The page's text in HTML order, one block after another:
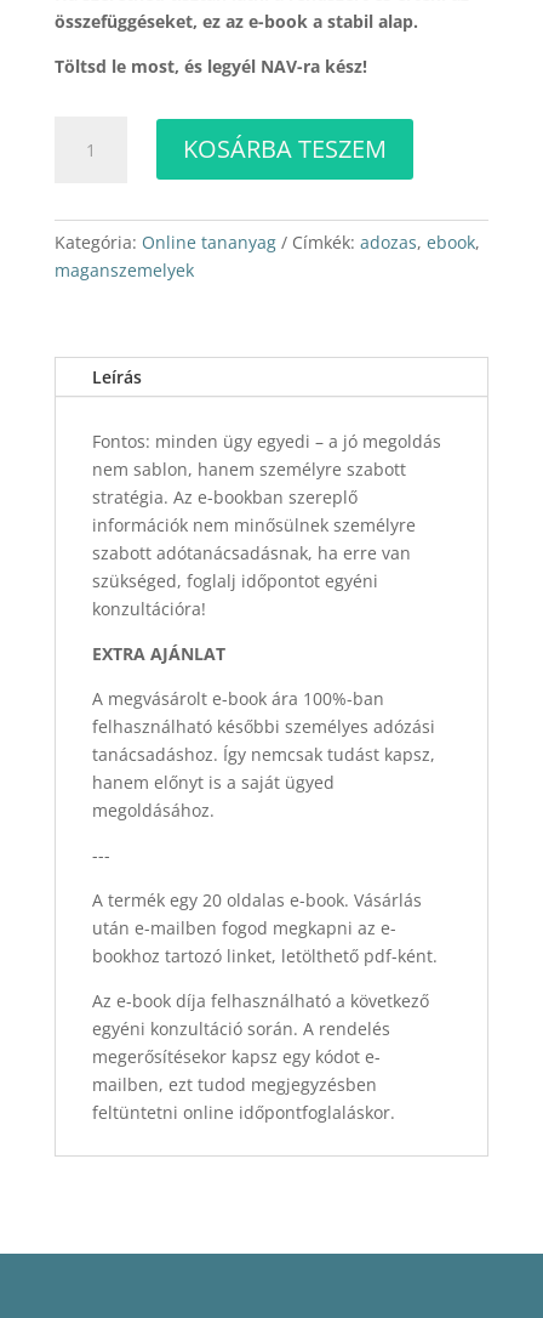
összefüggéseket, ez az e-book a stabil alap.
Töltsd le most, és legyél NAV-ra kész!
Magánszemélyek
külföldről
adózása
mennyiség
KOSÁRBA TESZEM
Kategória: Online tananyag Címkék: adozas, ebook,
maganszemelyek
Leírás
Fontos: minden ügy egyedi – a jó megoldás
nem sablon, hanem személyre szabott
stratégia. Az e-bookban szereplő
információk nem minősülnek személyre
szabott adótanácsadásnak, ha erre van
szükséged, foglalj időpontot egyéni
konzultációra!
EXTRA AJÁNLAT
A megvásárolt e-book ára 100%-ban
felhasználható későbbi személyes adózási
tanácsadáshoz. Így nemcsak tudást kapsz,
hanem előnyt is a saját ügyed
megoldásához.
---
A termék egy 20 oldalas e-book. Vásárlás
után e-mailben fogod megkapni az e-
bookhoz tartozó linket, letölthető pdf-ként.
Az e-book díja felhasználható a következő
egyéni konzultáció során. A rendelés
megerősítésekor kapsz egy kódot e-
mailben, ezt tudod megjegyzésben
feltüntetni online időpontfoglaláskor.